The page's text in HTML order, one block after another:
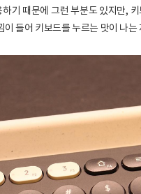
기 때문에 그런 부분도 있지만,
들어 키보드를 누르는 맛이 나는